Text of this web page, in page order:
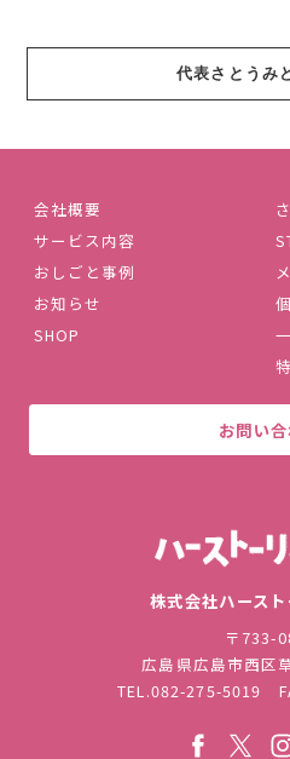
代表さとうみ
会社概要
サービス内容
おしごと事例
お知らせ
SHOP
お問い
株式会社ハース
〒733-
広島県広島市西区
TEL.082-275-5019